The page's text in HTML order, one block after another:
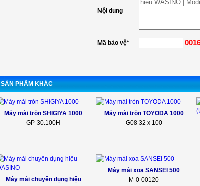
Nội dung
Mã bảo vệ*
SẢN PHẨM KHÁC
Máy mài tròn SHIGIYA 1000
GP-30.100H
Máy mài tròn TOYODA 1000
G08 32 x 100
Máy mài chuyên dụng hiệu
Máy mài xoa SANSEI 500
M-0-00120